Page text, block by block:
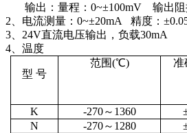
输出：量程：0~±100mV 输出阻
2、电流测量：0~±20mA 精度：
3、24V直流电压输出，负载30mA
4、温度
型 号
范围(℃) 准
K -270～1360
N
-270～1280